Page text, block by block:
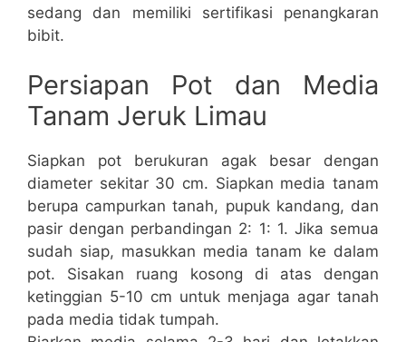
sedang dan memiliki sertifikasi penangkaran
bibit.
Persiapan Pot dan Media
Tanam Jeruk Limau
Siapkan pot berukuran agak besar dengan
diameter sekitar 30 cm. Siapkan media tanam
berupa campurkan tanah, pupuk kandang, dan
pasir dengan perbandingan 2: 1: 1. Jika semua
sudah siap, masukkan media tanam ke dalam
pot. Sisakan ruang kosong di atas dengan
ketinggian 5-10 cm untuk menjaga agar tanah
pada media tidak tumpah.